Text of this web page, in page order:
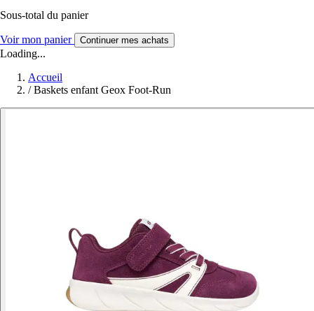
Sous-total du panier
Voir mon panier Continuer mes achats
Loading...
Accueil
/ Baskets enfant Geox Foot-Run